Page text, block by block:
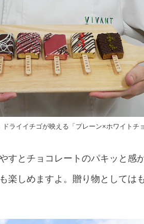
ライイチゴが映える「プレーン×ホワイトチ
すとチョコレートのパキッと感
楽しめますよ。贈り物としては